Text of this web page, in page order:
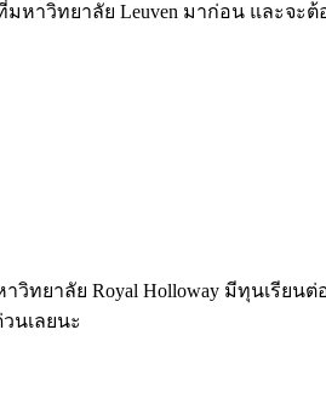
ยาลัย Leuven มาก่อน และจะต้อ
ลัย Royal Holloway มีทุนเรียน
นเลยนะ